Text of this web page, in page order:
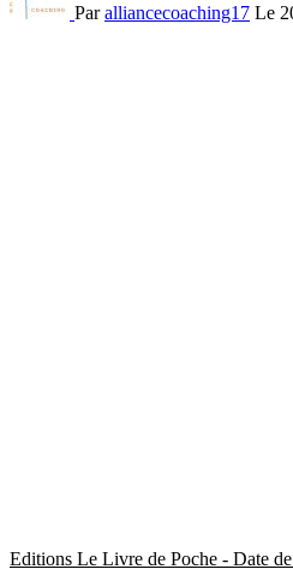
Paralliancecoaching17 Le
Editions Le Livre de Poche - Date